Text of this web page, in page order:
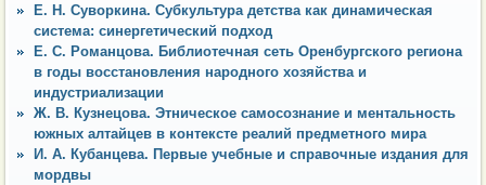
Е. Н. Суворкина. Субкультура детства как динамическая
система: синергетический подход
Е. С. Романцова. Библиотечная сеть Оренбургского региона
в годы восстановления народного хозяйства и
индустриализации
Ж. В. Кузнецова. Этническое самосознание и ментальность
южных алтайцев в контексте реалий предметного мира
И. А. Кубанцева. Первые учебные и справочные издания для
мордвы